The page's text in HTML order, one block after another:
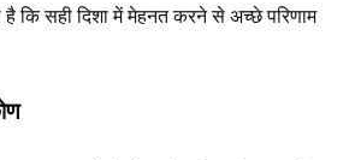
है कि सही दिशा में मेहनत करने से अच्छे परिणाम